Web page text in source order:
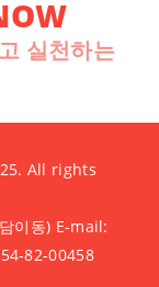
실천하는
All rights
이동) E-mail:
82-00458